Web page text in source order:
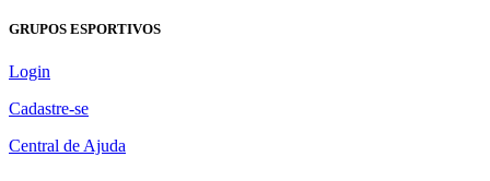
GRUPOS ESPORTIVOS
Login
Cadastre-se
Central de Ajuda